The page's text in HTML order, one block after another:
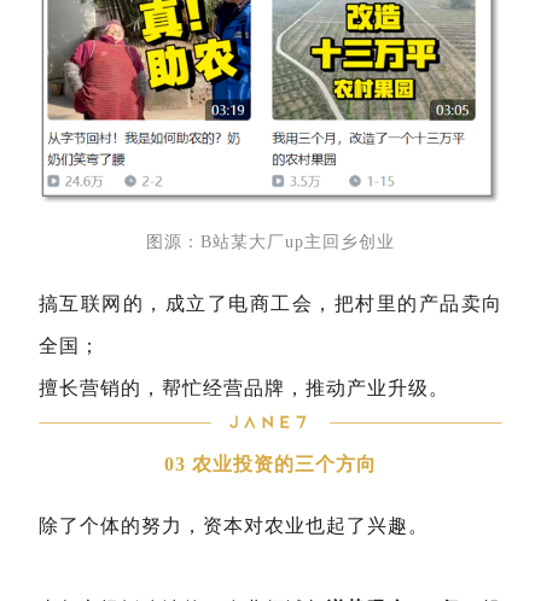
图源：B站某大厂up主回乡创业
搞互联网的，成立了电商工会，把村里的产品卖向
全国；
擅长营销的，帮忙经营品牌，推动产业升级。
03 农业投资的三个方向
除了个体的努力，资本对农业也起了兴趣。